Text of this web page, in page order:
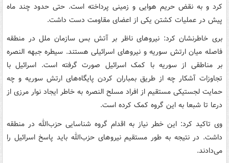
کرد و به نقض حریم هوایی و زمینی پرداخته است. حتی حدود چند ماه
پیش در عملیات کشتن یکی از اعضای مقاومت دست داشت.
بری خاطرنشان کرد: نیروهای ناظر بر آتش بس سازمان ملل در منطقه
فاصله میان ارتش سوریه و نیروهای اسرائیلی هستند. سیطره جبهه النصره
بر مناطقی از سوریه با کمک اسرائیل صورت گرفته است. اسرائیل با
تجاوزات آشکار چه از طریق بمباران کردن پایگاه‌های ارتش سوریه و چه
حمایت لجستیکی مستقیم از افراد مسلح النصره به خاطر ایجاد نوار مرزی از
درعا تا شبعا به این گروه کمک کرده است.
وی تاکید کرد: این خطر نیاز به اقدام گروه شناسایی حزب‌الله در منطقه
داشت. در نتیجه به طور مستقیم نیروهای حزب‌الله باید پاسخ اسرائیل را
می‌دادند.